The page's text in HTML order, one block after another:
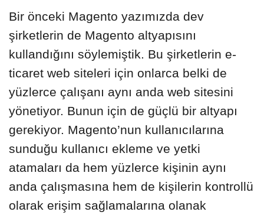
Bir önceki Magento yazımızda dev
şirketlerin de Magento altyapısını
kullandığını söylemiştik. Bu şirketlerin e-
ticaret web siteleri için onlarca belki de
yüzlerce çalışanı aynı anda web sitesini
yönetiyor. Bunun için de güçlü bir altyapı
gerekiyor. Magento’nun kullanıcılarına
sunduğu kullanıcı ekleme ve yetki
atamaları da hem yüzlerce kişinin aynı
anda çalışmasına hem de kişilerin kontrollü
olarak erişim sağlamalarına olanak